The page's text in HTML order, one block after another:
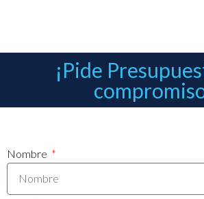
¡Pide
Nombre